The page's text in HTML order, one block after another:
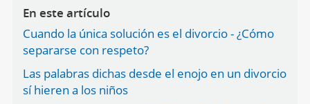
En este artículo
Cuando la única solución es el divorcio - ¿Cómo
separarse con respeto?
Las palabras dichas desde el enojo en un divorcio
sí hieren a los niños